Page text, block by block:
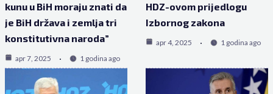
kunu u BiH moraju znati da
je BiH država i zemlja tri
konstitutivna naroda”
apr 7, 2025 1 godina ago
HDZ-ovom prijedlogu
Izbornog zakona
apr 4, 2025 1 godina ago